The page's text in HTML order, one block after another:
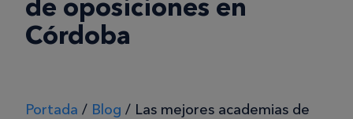
de oposiciones en
Córdoba
Portada / Blog / Las mejores academias de